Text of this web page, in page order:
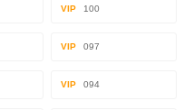
VIP 100
VIP 097
VIP 094